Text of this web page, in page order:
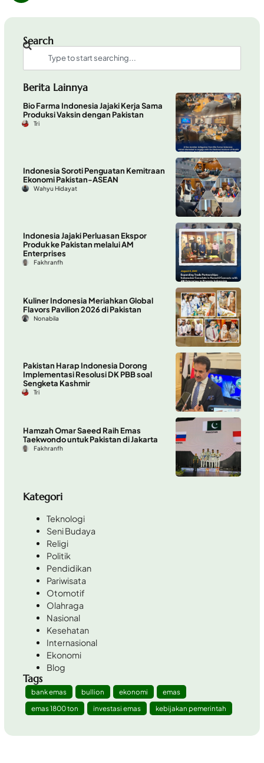
Search
Berita Lainnya
Bio Farma Indonesia Jajaki Kerja Sama
Produksi Vaksin dengan Pakistan
Tri
Indonesia Soroti Penguatan Kemitraan
Ekonomi Pakistan-ASEAN
Wahyu Hidayat
Indonesia Jajaki Perluasan Ekspor
Produk ke Pakistan melalui AM
Enterprises
Fakhranfh
Kuliner Indonesia Meriahkan Global
Flavors Pavilion 2026 di Pakistan
Nonabila
Pakistan Harap Indonesia Dorong
Implementasi Resolusi DK PBB soal
Sengketa Kashmir
Tri
Hamzah Omar Saeed Raih Emas
Taekwondo untuk Pakistan di Jakarta
Fakhranfh
Kategori
Teknologi
Seni Budaya
Religi
Politik
Pendidikan
Pariwisata
Otomotif
Olahraga
Nasional
Kesehatan
Internasional
Ekonomi
Blog
Tags
bank emas bullion ekonomi
emas
emas 1800 ton
investasi emas kebijakan pemerintah